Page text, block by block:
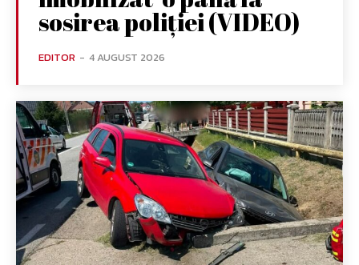
sosirea poliției (VIDEO)
EDITOR - 4 AUGUST 2026